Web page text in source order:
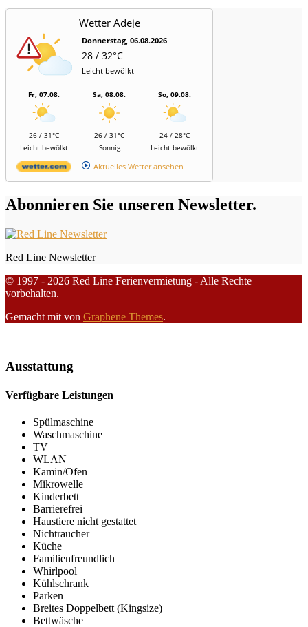
Wetter Adeje
Donnerstag, 06.08.2026
28 / 32°C
Leicht bewölkt
Fr, 07.08.
26 / 31°C
Leicht bewölkt
Sa, 08.08.
26 / 31°C
Sonnig
So, 09.08.
24 / 28°C
Leicht bewölkt
Aktuelles Wetter ansehen
Abonnieren Sie unseren Newsletter.
Red Line Newsletter
© 1997 - 2026 Red Line Ferienvermietung - Alle Rechte
vorbehalten.
Gemacht mit von Graphene Themes.
Ausstattung
Verfügbare Leistungen
Spülmaschine
Waschmaschine
TV
WLAN
Kamin/Ofen
Mikrowelle
Kinderbett
Barrierefrei
Haustiere nicht gestattet
Nichtraucher
Küche
Familienfreundlich
Whirlpool
Kühlschrank
Parken
Breites Doppelbett (Kingsize)
Bettwäsche